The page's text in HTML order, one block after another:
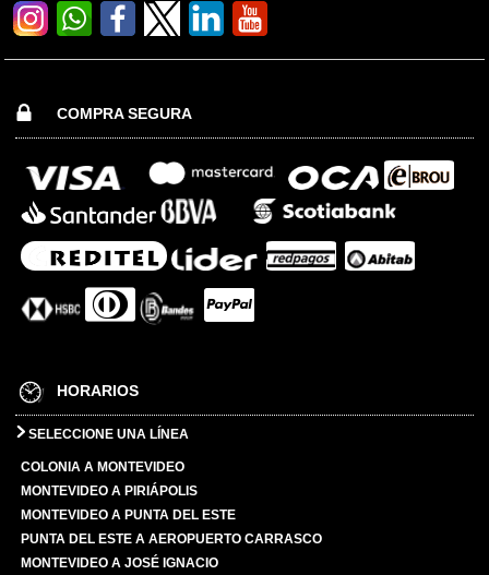
COMPRA SEGURA
HORARIOS
SELECCIONE UNA LÍNEA
COLONIA A MONTEVIDEO
MONTEVIDEO A PIRIÁPOLIS
MONTEVIDEO A PUNTA DEL ESTE
PUNTA DEL ESTE A AEROPUERTO CARRASCO
MONTEVIDEO A JOSÉ IGNACIO